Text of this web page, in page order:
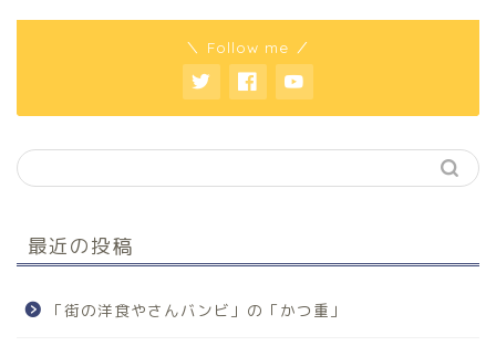
＼ Follow me ／
最近の投稿
「街の洋食やさんバンビ」の「かつ重」